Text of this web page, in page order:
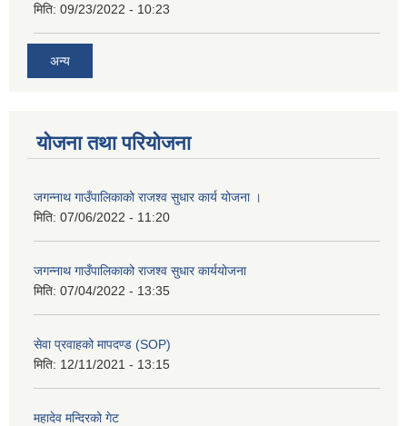
मिति: 09/23/2022 - 10:23
अन्य
योजना तथा परियोजना
जगन्नाथ गाउँपालिकाको राजश्व सुधार कार्य योजना ।
मिति: 07/06/2022 - 11:20
जगन्नाथ गाउँपालिकाको राजश्व सुधार कार्ययोजना
मिति: 07/04/2022 - 13:35
सेवा प्रवाहको मापदण्ड (SOP)
मिति: 12/11/2021 - 13:15
महादेव मन्दिरको गेट